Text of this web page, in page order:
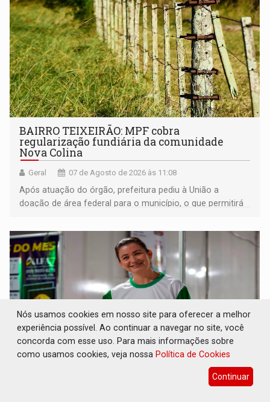
BAIRRO TEIXEIRÃO: MPF cobra
regularização fundiária da comunidade
Nova Colina
Geral 07 de Agosto de 2026 às 11:08
Após atuação do órgão, prefeitura pediu à União a
doação de área federal para o município, o que permitirá
SUCESSO NA ABERTURA: 2ª Feira Rondônia
Nós usamos cookies em nosso site para oferecer a melhor
experiência possível. Ao continuar a navegar no site, você
concorda com esse uso. Para mais informações sobre
como usamos cookies, veja nossa Política de Cookies
Continuar